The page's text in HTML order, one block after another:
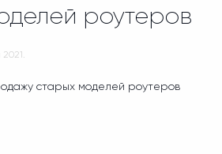
роутеров
.
старых моделей роутеров